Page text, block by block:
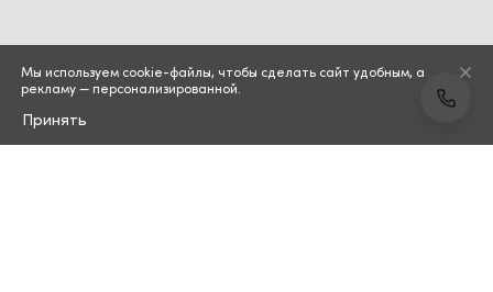
Мы используем cookie-файлы, чтобы сделать сайт удобным, а
рекламу — персонализированной.
Принять